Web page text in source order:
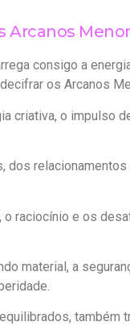
Arcanos
consigo a
os Arcanos
criativa, o impulso
dos
o raciocínio e os
material, a
também